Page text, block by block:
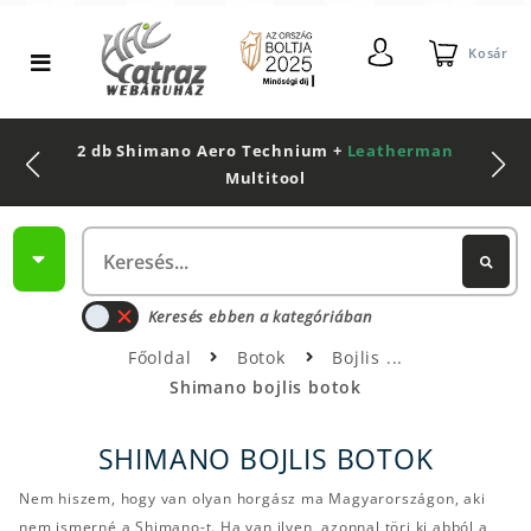
Kosár
2 db Shimano Aero Technium + Leatherman
Multitool
Keresés ebben a kategóriában
Főoldal Botok
Bojlis
Shimano bojlis botok
SHIMANO BOJLIS BOTOK
Nem hiszem, hogy van olyan horgász ma Magyarországon, aki
nem ismerné a Shimano-t. Ha van ilyen, azonnal törj ki abból a